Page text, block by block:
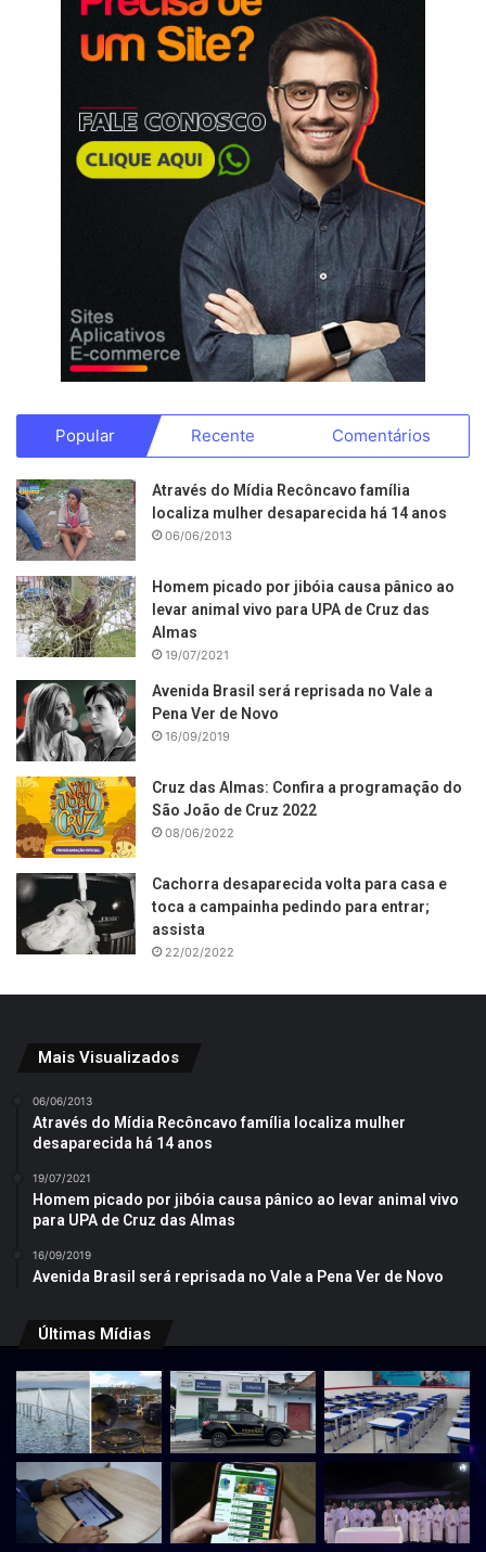
Popular Recente Comentários
Através do Mídia Recôncavo família
localiza mulher desaparecida há 14 anos
06/06/2013
Homem picado por jibóia causa pânico ao
levar animal vivo para UPA de Cruz das
Almas
19/07/2021
Avenida Brasil será reprisada no Vale a
Pena Ver de Novo
16/09/2019
Cruz das Almas: Confira a programação do
São João de Cruz 2022
08/06/2022
Cachorra desaparecida volta para casa e
toca a campainha pedindo para entrar;
assista
22/02/2022
Mais Visualizados
06/06/2013
Através do Mídia Recôncavo família localiza mulher
desaparecida há 14 anos
19/07/2021
Homem picado por jibóia causa pânico ao levar animal vivo
para UPA de Cruz das Almas
16/09/2019
Avenida Brasil será reprisada no Vale a Pena Ver de Novo
Últimas Mídias